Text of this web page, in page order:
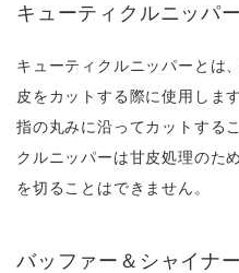
キューティクルニッパー
キューティクルニッパーとは
皮をカットする際に使用しま
指の丸みに沿ってカットする
クルニッパーは甘皮処理のた
を切ることはできません。
バッファー＆シャイナー